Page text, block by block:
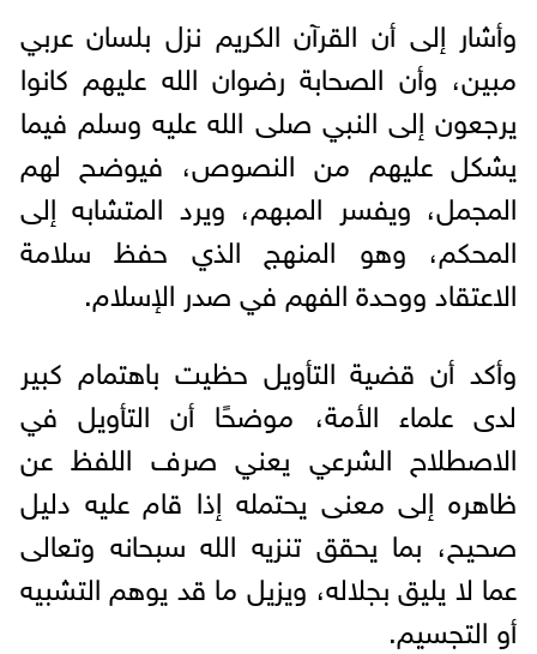
وأشار إلى أن القرآن الكريم نزل بلسان عربي
مبين، وأن الصحابة رضوان الله عليهم كانوا
يرجعون إلى النبي صلى الله عليه وسلم فيما
يشكل عليهم من النصوص، فيوضح لهم
المجمل، ويفسر المبهم، ويرد المتشابه إلى
المحكم، وهو المنهج الذي حفظ سلامة
الاعتقاد ووحدة الفهم في صدر الإسلام.
وأكد أن قضية التأويل حظيت باهتمام كبير
لدى علماء الأمة، موضحًا أن التأويل في
الاصطلاح الشرعي يعني صرف اللفظ عن
ظاهره إلى معنى يحتمله إذا قام عليه دليل
صحيح، بما يحقق تنزيه الله سبحانه وتعالى
عما لا يليق بجلاله، ويزيل ما قد يوهم التشبيه
أو التجسيم.